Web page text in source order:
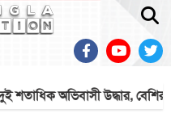
অভিবাসী উদ্ধার, বেশির